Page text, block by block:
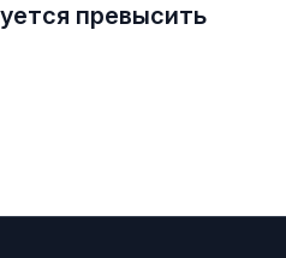
превысить